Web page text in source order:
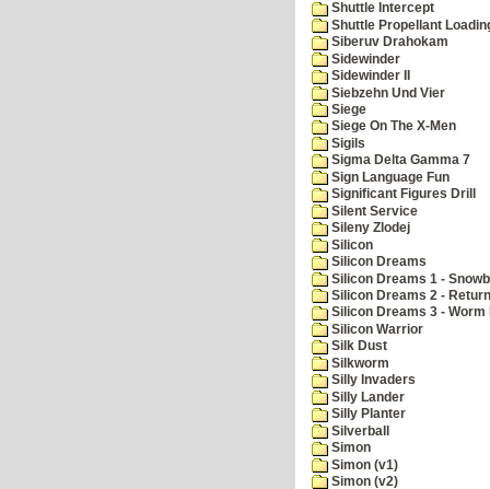
Shuttle Intercept
Shuttle Propellant
Siberuv Drahokam
Sidewinder
Sidewinder II
Siebzehn Und Vier
Siege
Siege On The X-Men
Sigils
Sigma Delta Gamma 7
Sign Language Fun
Significant Figures Drill
Silent Service
Sileny Zlodej
Silicon
Silicon Dreams
Silicon Dreams 1 -
Silicon Dreams 2 -
Silicon Dreams 3 - Worm
Silicon Warrior
Silk Dust
Silkworm
Silly Invaders
Silly Lander
Silly Planter
Silverball
Simon
Simon (v1)
Simon (v2)